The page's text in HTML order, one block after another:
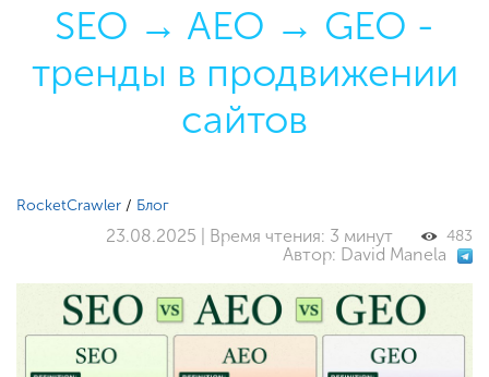
SEO → AEO → GEO -
тренды в продвижении
сайтов
RocketCrawler / Блог
483
23.08.2025 | Время чтения: 3 минут
Автор: David Manela